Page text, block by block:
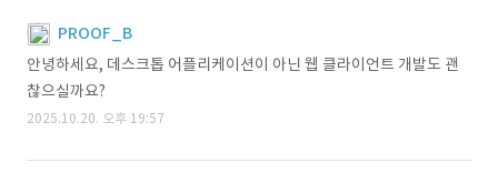
PROOF_B
안녕하세요, 데스크톱 어플리케이션이 아닌 웹 클라이언트 개발도 괜
찮으실까요?
2025.10.20. 오후 19:57